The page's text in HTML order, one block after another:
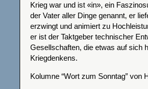
Krieg war und ist «in», ein
der Vater aller Dinge genannt, er
erzwingt und animiert zu
er ist der Taktgeber technischer
Gesellschaften, die etwas auf sich
Kriegdenkens.
Kolumne “Wort zum Sonntag” von